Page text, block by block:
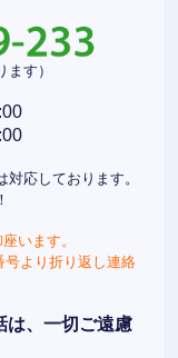
す）
応しております。
います。
号より折り返し連絡
は、一切ご遠慮